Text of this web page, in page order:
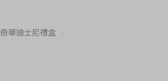
奇華迪士尼禮盒